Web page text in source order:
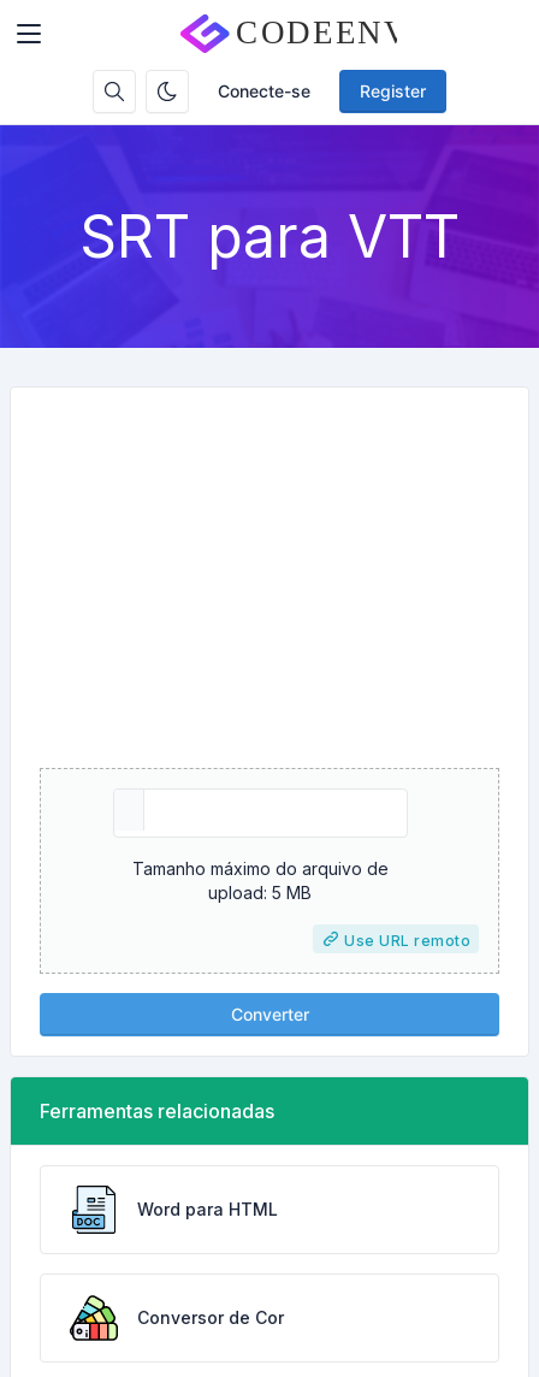
Conecte-se Register
SRT para VTT
Tamanho máximo do arquivo de
upload: 5 MB
Use URL remoto
Converter
Ferramentas relacionadas
Word para HTML
Conversor de Cor